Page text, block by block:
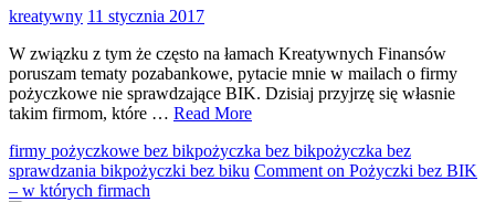
kreatywny 11 stycznia 2017
W związku z tym że często na łamach Kreatywnych Finansów
poruszam tematy pozabankowe, pytacie mnie w mailach o firmy
pożyczkowe nie sprawdzające BIK. Dzisiaj przyjrzę się własnie
takim firmom, które … Read More
firmy pożyczkowe bez bikpożyczka bez bikpożyczka bez
sprawdzania bikpożyczki bez biku Comment on Pożyczki bez BIK
– w których firmach